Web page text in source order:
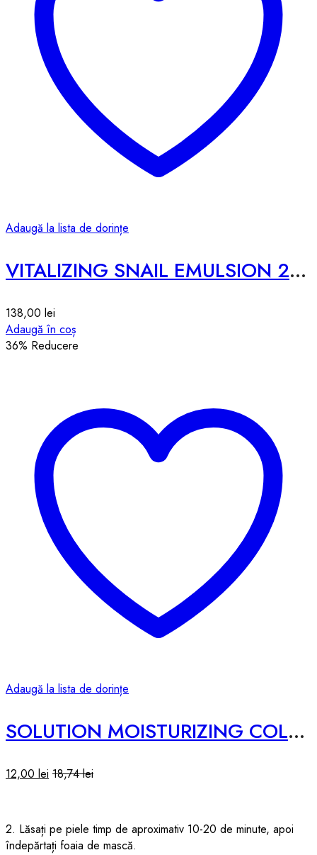
Adaugă la lista de dorințe
VITALIZING SNAIL EMULSION 2X – 200ML
138,00 lei
Adaugă în coș
36% Reducere
Adaugă la lista de dorințe
SOLUTION MOISTURIZING COLLAGEN SHEET MASK – 25ml
12,00 lei 18,74lei
2. Lăsați pe piele timp de aproximativ 10-20 de minute, apoi
îndepărtați foaia de mască.